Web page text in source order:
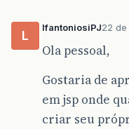
L
lfantoniosiPJ22
Ola pessoal,
Gostaria de
em jsp onde
criar seu